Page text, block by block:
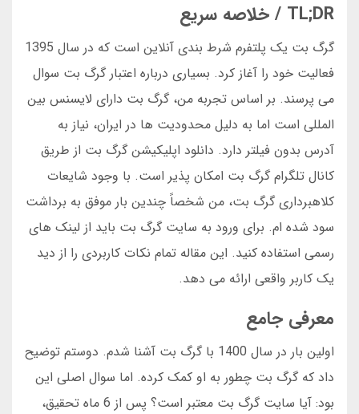
TL;DR / خلاصه سریع
گرگ بت یک پلتفرم شرط بندی آنلاین است که در سال 1395
فعالیت خود را آغاز کرد. بسیاری درباره اعتبار گرگ بت سوال
می پرسند. بر اساس تجربه من، گرگ بت دارای لایسنس بین
المللی است اما به دلیل محدودیت ها در ایران، نیاز به
آدرس بدون فیلتر دارد. دانلود اپلیکیشن گرگ بت از طریق
کانال تلگرام گرگ بت امکان پذیر است. با وجود شایعات
کلاهبرداری گرگ بت، من شخصاً چندین بار موفق به برداشت
سود شده ام. برای ورود به سایت گرگ بت باید از لینک های
رسمی استفاده کنید. این مقاله تمام نکات کاربردی را از دید
یک کاربر واقعی ارائه می دهد.
معرفی جامع
اولین بار در سال 1400 با گرگ بت آشنا شدم. دوستم توضیح
داد که گرگ بت چطور به او کمک کرده. اما سوال اصلی این
بود: آیا سایت گرگ بت معتبر است؟ پس از 6 ماه تحقیق،